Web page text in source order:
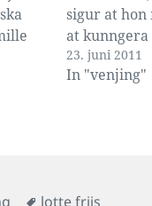
sigur at
at kunngera
skiftir felag,
fyrsti danski
23. juni 2011
In "venjing"
Tags
lotte friis